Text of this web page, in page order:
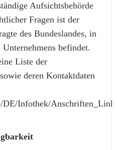
Aufsichtsbehörde
Fragen ist der
des Bundeslandes, in
befindet.
Liste der
deren Kontaktdaten
Infothek/